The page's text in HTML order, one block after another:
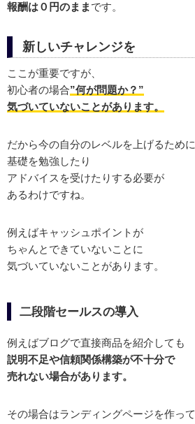
報酬は０円のまま です。
新しいチャレンジを
ここが重要ですが、
初心者の場合”何が問題か？”
気づいていないことがあります。
だから今の自分のレベルを上げるために
基礎を勉強したり
アドバイスを受けたりする必要が
あるわけですね。
例えばキャッシュポイントが
ちゃんとできていないことに
気づいていないことがあります。
二段階セールスの導入
例えばブログで直接商品を紹介しても
説明不足や信頼関係構築が不十分で
売れない場合があります。
その場合はランディングページを作って